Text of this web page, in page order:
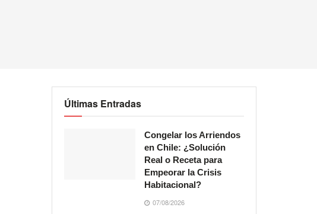
Últimas Entradas
Congelar los Arriendos
en Chile: ¿Solución
Real o Receta para
Empeorar la Crisis
Habitacional?
07/08/2026